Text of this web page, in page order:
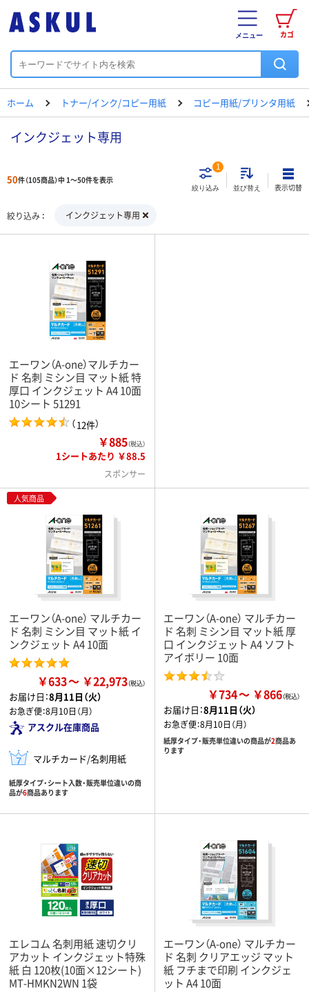
カゴ
メニュー
ホーム トナー/インク/コピー用紙 コピー用紙/プリンタ用紙
インクジェット専用
50件（105商品）中 1～50件を表示
絞り込み
1
並び替え 表示切替
絞り込み インクジェット専用
エーワン（A-one）マルチカー
ド 名刺 ミシン目 マット紙 特
厚口 インクジェット A4 10面
10シート 51291
（12件）
￥885（税込）
1シートあたり ￥88.5
スポンサー
人気商品
エーワン（A-one） マルチカー
ド 名刺 ミシン目 マット紙 イ
ンクジェット A4 10面
￥633 ￥22,973
お届け日：8月11日（火）
お急ぎ便：8月10日（月）
アスクル在庫商品
マルチカード/名刺用紙
紙厚タイプ・シート入数・販売単位違いの商
品が6商品あります
エーワン（A-one） マルチカー
ド 名刺 ミシン目 マット紙 厚
口 インクジェット A4 ソフト
アイボリー 10面
￥734 ￥866
お届け日：8月11日（火）
お急ぎ便：8月10日（月）
紙厚タイプ・販売単位違いの商品が2商品あ
ります
エレコム 名刺用紙 速切クリ
アカット インクジェット特殊
紙 白 120枚(10面×12シート)
MT-HMKN2WN 1袋
エーワン（A-one） マルチカー
ド 名刺 クリアエッジ マット
紙 フチまで印刷 インクジェ
ット A4 10面